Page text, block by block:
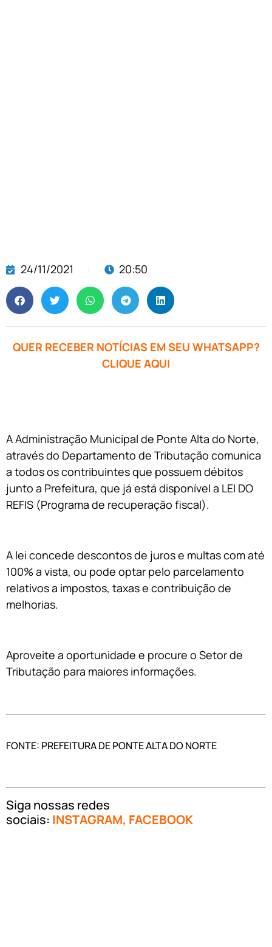
24/11/2021 20:50
QUER RECEBER NOTÍCIAS EM SEU WHATSAPP?
CLIQUE AQUI
A Administração Municipal de Ponte Alta do Norte,
através do Departamento de Tributação comunica
a todos os contribuintes que possuem débitos
junto a Prefeitura, que já está disponível a LEI DO
REFIS (Programa de recuperação fiscal).
A lei concede descontos de juros e multas com até
100% a vista, ou pode optar pelo parcelamento
relativos a impostos, taxas e contribuição de
melhorias.
Aproveite a oportunidade e procure o Setor de
Tributação para maiores informações.
FONTE: PREFEITURA DE PONTE ALTA DO NORTE
Siga nossas redes
sociais: INSTAGRAM, FACEBOOK